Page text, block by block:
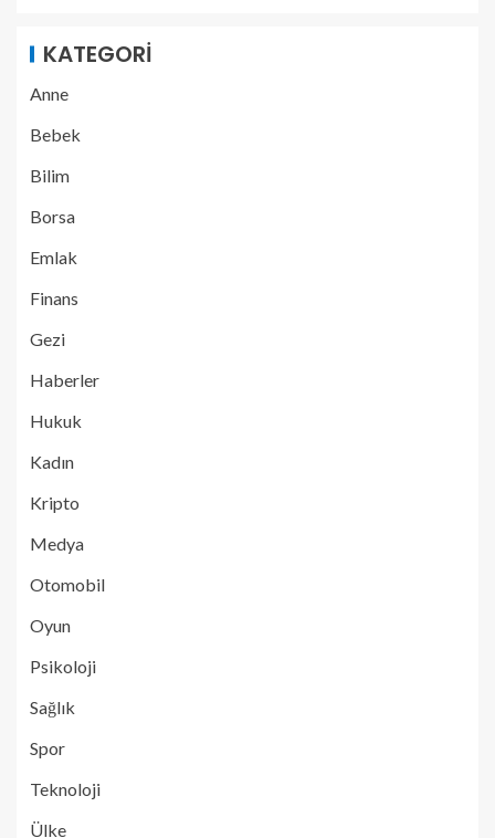
KATEGORI
Anne
Bebek
Bilim
Borsa
Emlak
Finans
Gezi
Haberler
Hukuk
Kadın
Kripto
Medya
Otomobil
Oyun
Psikoloji
Sağlık
Spor
Teknoloji
Ülke